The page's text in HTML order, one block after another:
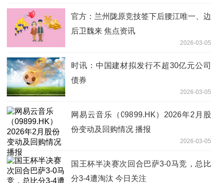
官方：兰州陇原竞技签下后腰江唯一、边
后卫魏来 焦点资讯
2026-03-05
时讯：中国建材拟发行不超30亿元公司
债券
2026-03-05
网易云音乐（09899.HK）2026年2月股
份变动及回购情况 播报
2026-03-05
国王杯半决赛次回合巴萨3-0马竞，总比
分3-4遭淘汰 今日关注